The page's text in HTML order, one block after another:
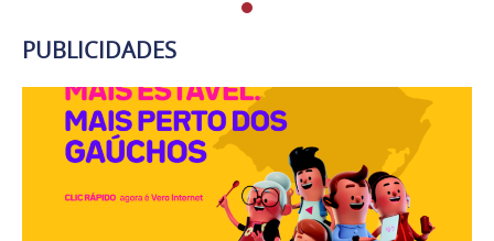
PUBLICIDADES